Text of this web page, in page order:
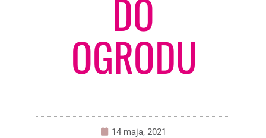
DO
OGRODU
14 maja, 2021